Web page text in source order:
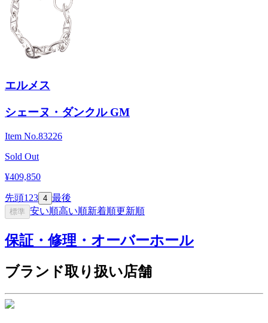
エルメス
シェーヌ・ダンクル GM
Item No.83226
Sold Out
¥409,850
先頭1 23 4 最後
標準 安い順高い順新着順更新順
保証・修理・オーバーホール
ブランド取り扱い店舗